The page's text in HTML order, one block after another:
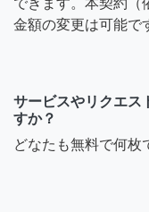
金額の変更は可能で
サービスやリクエス
すか？
どなたも無料で何枚